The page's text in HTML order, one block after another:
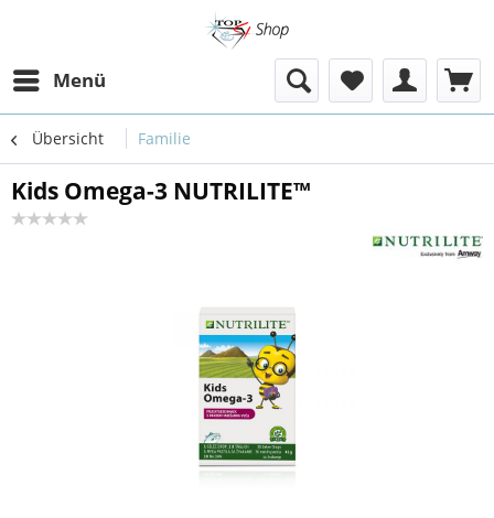
Menü
Übersicht Familie
Kids Omega-3 NUTRILITE™